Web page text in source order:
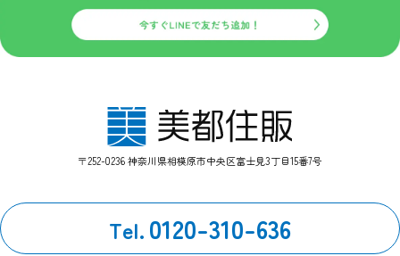
管理部：042-759-0310
〒252-0236 神奈川県相模原市中央区富士見3丁目15番7号
Tel. 0120-310-636